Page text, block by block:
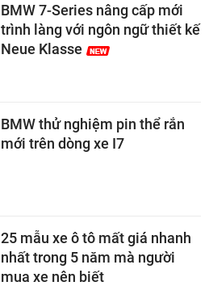
BMW 7-Series nâng cấp mới
trình làng với ngôn ngữ thiết kế
Neue Klasse
BMW thử nghiệm pin thể rắn
mới trên dòng xe I7
25 mẫu xe ô tô mất giá nhanh
nhất trong 5 năm mà người
mua xe nên biết